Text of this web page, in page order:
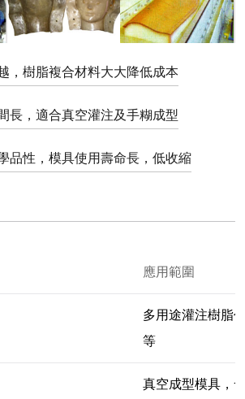
，樹脂複合材料大大降低成本
長，適合真空灌注及手糊成型
品性，模具使用壽命長，低收縮
應用範圍
多用途灌注樹脂
等
真空成型模具，